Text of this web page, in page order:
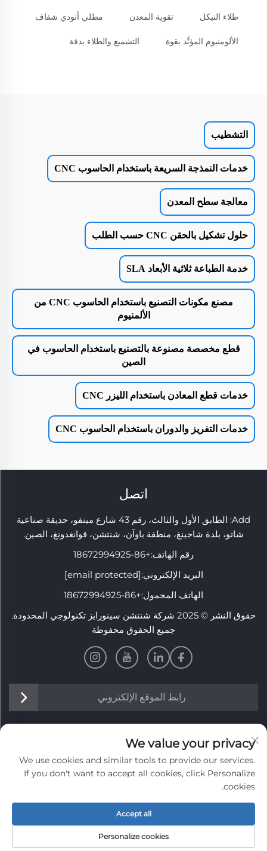
طلاء النيكل تقوية المعدن مطلي أنودي شفاف
الألومنيوم المؤنَّد بقوة التشميع والطلاء بدقة
التشطيب
خدمات النمذجة السريعة باستخدام الحاسوب CNC
معالجة سطح المعدن
حلول تشكيل بالحقن CNC حسب الطلب
خدمة الطباعة ثلاثية الأبعاد SLA
مصنع مكونات التصنيع باستخدام الحاسوب CNC من
الألمنيوم
قطع مخصصة مصنوعة بالتصنيع باستخدام الحاسوب في
الصين
خدمات قطع المعادن باستخدام الليزر CNC
خدمات التفريز والدوران باستخدام الحاسوب CNC
اتصل
Add: الطابق الأول والثالث، رقم 43 شارع مينفو، حديقة صناعية
شاتو، بلدة شاجينغ، منطقة باوآن، شنتشن، قوانغدونغ، الصين.
رقم الهاتف:+86-18672994925
البريد الإلكتروني:[email protected]
الهاتف المحمول:+86-18672994925
حقوق النشر © 2025 شركة شنتشن سينورايز تكنولوجي المحدودة.
جميع الحقوق محفوظة
رابط الموقع الإلكتروني
معلومات
اشترك لتلقي نشرتنا الإخبارية الأسبوعية
إرسال
We value your privacy
We use cookies and similar tools to provide our services.
If you don't want to accept all cookies, click Personalize
cookies.
Personalize cookies
Accept all